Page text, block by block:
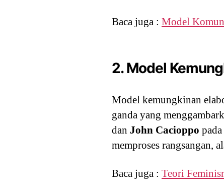
Baca juga : Model
2. Model
Model kemungkinan
ganda yang
dan John Cacioppo
memproses rangsangan,
Baca juga : Teori